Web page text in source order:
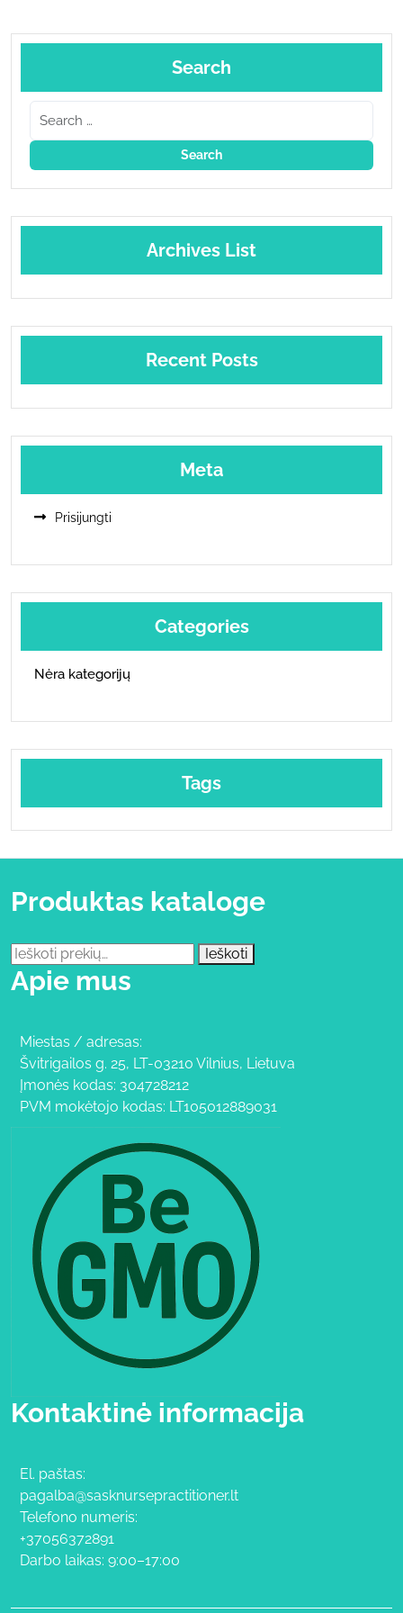
Search
Archives List
Recent Posts
Meta
Prisijungti
Categories
Nėra kategorijų
Tags
Produktas kataloge
Ieškoti: Ieškoti
Apie mus
Miestas / adresas:
Švitrigailos g. 25, LT-03210 Vilnius, Lietuva
Įmonės kodas: 304728212
PVM mokėtojo kodas: LT105012889031
Kontaktinė informacija
El. paštas:
pagalba@sasknursepractitioner.lt
Telefono numeris:
+37056372891
Darbo laikas: 9:00–17:00